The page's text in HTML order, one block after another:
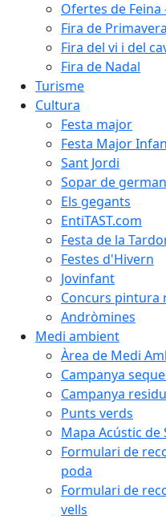
Ofertes de Feina
Fira de Primavera
Fira del vi i del
Fira de Nadal
Turisme
Cultura
Festa major
Festa Major
Sant Jordi
Sopar de
Els gegants
EntiTAST.com
Festa de la
Festes d'Hivern
Jovinfant
Concurs pintura
Andròmines
Medi ambient
Àrea de Medi
Campanya
Campanya
Punts verds
Mapa Acústic de
Formulari de
poda
Formulari de
vells